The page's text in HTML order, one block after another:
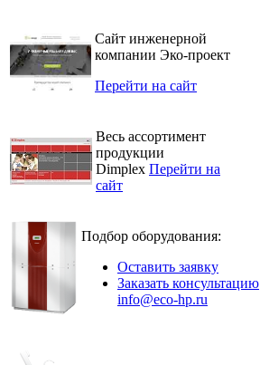
Сайт инженерной
компании Эко-проект
Перейти на сайт
Весь ассортимент
продукции
Dimplex Перейти на
сайт
Подбор оборудования:
Оставить заявку
Заказать консультацию
info@eco-hp.ru